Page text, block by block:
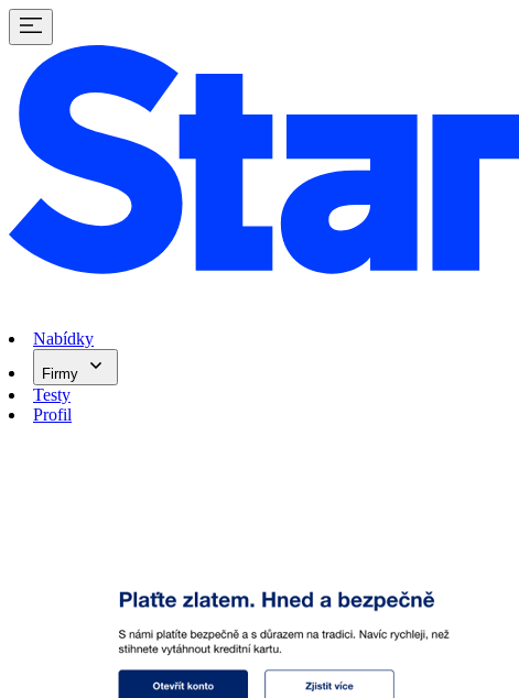
Nabídky
Firmy
Testy
Profil